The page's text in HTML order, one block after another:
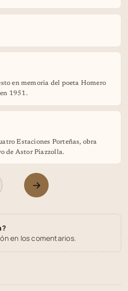
en memoria del poeta Homero
1951.
Estaciones Porteñas, obra
de Astor Piazzolla.
en los comentarios.